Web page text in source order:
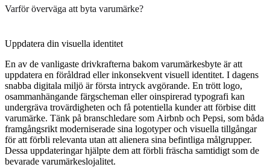
Varför överväga att byta varumärke?
Uppdatera din visuella identitet
En av de vanligaste drivkrafterna bakom varumärkesbyte är att
uppdatera en föråldrad eller inkonsekvent visuell identitet. I dagens
snabba digitala miljö är första intryck avgörande. En trött logo,
osammanhängande färgscheman eller oinspirerad typografi kan
undergräva trovärdigheten och få potentiella kunder att förbise ditt
varumärke. Tänk på branschledare som Airbnb och Pepsi, som båda
framgångsrikt moderniserade sina logotyper och visuella tillgångar
för att förbli relevanta utan att alienera sina befintliga målgrupper.
Dessa uppdateringar hjälpte dem att förbli fräscha samtidigt som de
bevarade varumärkeslojalitet.